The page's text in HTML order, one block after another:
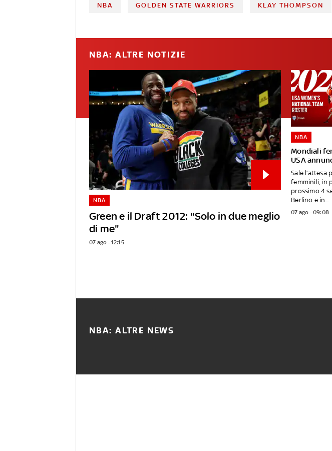
NBA GOLDEN STATE WARRIORS KLAY THOMPSON
NBA: ALTRE NOTIZIE
Green e il Draft 2012: "Solo in due meglio
di me"
NBA
07 ago - 12:15
Mondiali
USA
NBA
Sale l’attesa
femminili, in
prossimo 4
Berlino e in...
07 ago - 09:08
NBA: ALTRE NEWS